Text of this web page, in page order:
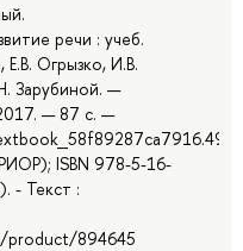
речи : учеб.
Огрызко, И.В.
Зарубиной. —
— 87 с. —
ISBN 978-5-16-
- Текст :
product/894645